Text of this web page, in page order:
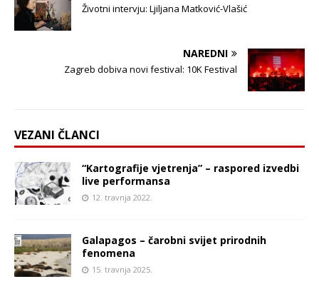
Životni intervju: Ljiljana Matković-Vlašić
NAREDNI
Zagreb dobiva novi festival: 10K Festival
VEZANI ČLANCI
“Kartografije vjetrenja” – raspored izvedbi
live performansa
12. travnja 2022.
Galapagos – čarobni svijet prirodnih
fenomena
15. travnja 2025.